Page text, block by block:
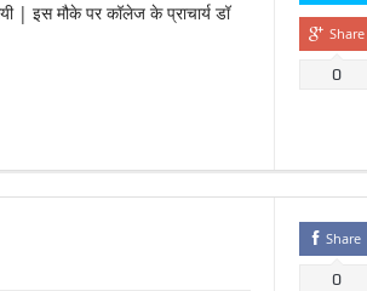
| इस मौके पर कॉलेज के प्राचार्य डॉ
Share
0
Share
0